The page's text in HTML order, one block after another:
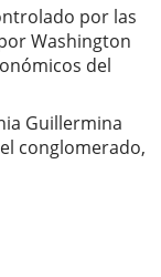
por las
Washington
del
Guillermina
conglomerado,